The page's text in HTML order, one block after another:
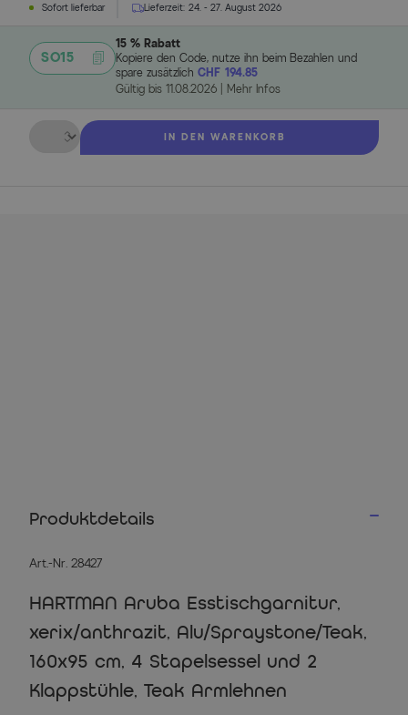
Sofort lieferbar Lieferzeit: 24. - 27. August 2026
SO15
15 % Rabatt
Kopiere den Code, nutze ihn beim Bezahlen und
spare zusätzlich CHF 194.85
Gültig bis 11.08.2026 Mehr Infos
Menge
IN DEN WARENKORB
Produktdetails
Art.-Nr. 28427
HARTMAN Aruba Esstischgarnitur,
xerix/anthrazit, Alu/Spraystone/Teak,
160x95 cm, 4 Stapelsessel und 2
Klappstühle, Teak Armlehnen